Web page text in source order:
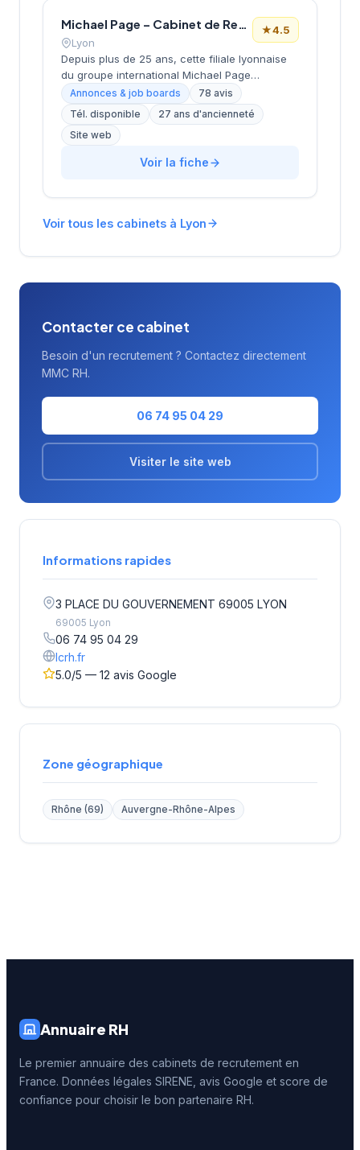
Michael Page – Cabinet de Recrutement Lyon
Lyon
★4.5
Depuis plus de 25 ans, cette filiale lyonnaise
du groupe international Michael Page
accompagne les entreprises et candidats
dans leurs projets de recrutement. Implanté
dans le 3e arrondissement au cœur du
quartier Part-Dieu, le cabinet intervient sur
l'ensemble des métiers et secteurs d'activité
avec une approche spécialisée par division.
étoiles basée sur 78 avis clients. Cette
Annonces & job boards
78 avis
Tél. disponible
27 ans d'ancienneté
Site web
Voir la fiche
Voir tous les cabinets à Lyon
Contacter ce cabinet
Besoin d'un recrutement ? Contactez directement
MMC RH.
06 74 95 04 29
Visiter le site web
Informations rapides
3 PLACE DU GOUVERNEMENT 69005 LYON
69005 Lyon
06 74 95 04 29
lcrh.fr
5.0/5 — 12 avis Google
Zone géographique
Rhône (69) Auvergne-Rhône-Alpes
Annuaire RH
Le premier annuaire des cabinets de recrutement en
France. Données légales SIRENE, avis Google et score de
confiance pour choisir le bon partenaire RH.